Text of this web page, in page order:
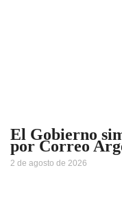
El Gobierno
por Correo
2 de agosto de 2026